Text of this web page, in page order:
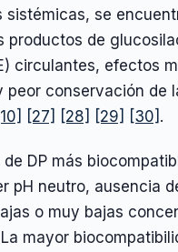
sistémicas, se
productos de
circulantes, efectos
peor conservación de
[27] [28] [29] [30] .
DP más
pH neutro, ausencia
o muy bajas
mayor